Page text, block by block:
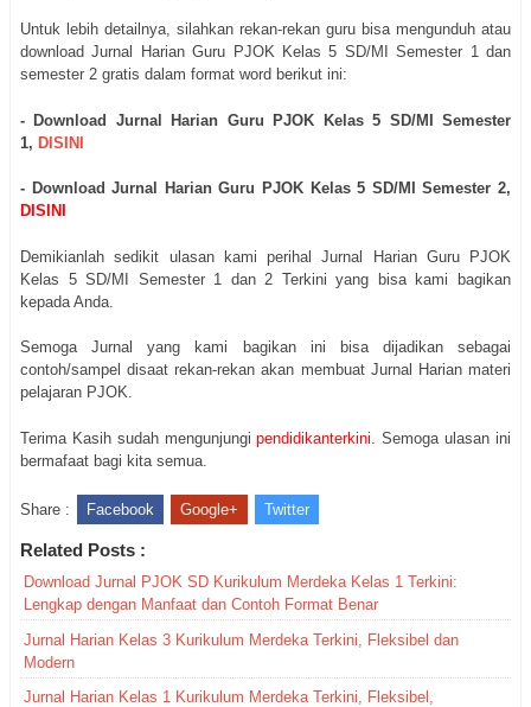
Untuk lebih detailnya, silahkan rekan-rekan guru bisa mengunduh atau
download Jurnal Harian Guru PJOK Kelas 5 SD/MI Semester 1 dan
semester 2 gratis dalam format word berikut ini:
- Download Jurnal Harian Guru PJOK Kelas 5 SD/MI Semester
1, DISINI
- Download Jurnal Harian Guru PJOK Kelas 5 SD/MI Semester 2,
DISINI
Demikianlah sedikit ulasan kami perihal Jurnal Harian Guru PJOK
Kelas 5 SD/MI Semester 1 dan 2 Terkini yang bisa kami bagikan
kepada Anda.
Semoga Jurnal yang kami bagikan ini bisa dijadikan sebagai
contoh/sampel disaat rekan-rekan akan membuat Jurnal Harian materi
pelajaran PJOK.
Terima Kasih sudah mengunjungipendidikanterkini . Semoga ulasan ini
bermafaat bagi kita semua.
Share : Facebook Google+ Twitter
Related Posts :
Download Jurnal PJOK SD Kurikulum Merdeka Kelas 1 Terkini:
Lengkap dengan Manfaat dan Contoh Format Benar
Jurnal Harian Kelas 3 Kurikulum Merdeka Terkini, Fleksibel dan
Modern
Jurnal Harian Kelas 1 Kurikulum Merdeka Terkini, Fleksibel,